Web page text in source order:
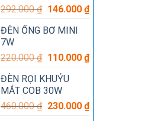
130.000 ₫.
292.000₫ Giá
là:
146.000 ₫Giá
146.000 ₫.
ĐÈN ỐNG BƠ MINI
7W
220.000₫ Giá
là:
220.000 ₫.
110.000 ₫Giá
110.000 ₫.
ĐÈN RỌI KHUỶU
MẮT COB 30W
460.000₫ Giá
230.000 ₫Giá